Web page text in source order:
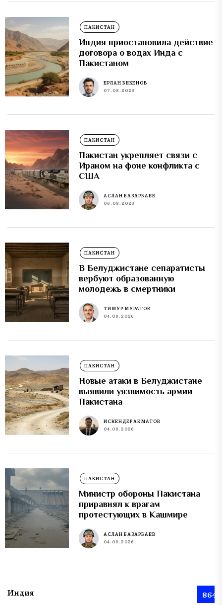
ПАКИСТАН
Индия приостановила действие
договора о водах Инда с
Пакистаном
ЕРЛАН БЕКЕНОВ
07.08.2026
ПАКИСТАН
Пакистан укрепляет связи с
Ираном на фоне конфликта с
США
АСЛАН БАЗАРБАЕВ
06.08.2026
ПАКИСТАН
В Белуджистане сепаратисты
вербуют образованную
молодежь в смертники
ТИМУР МУРАТОВ
04.08.2026
ПАКИСТАН
Новые атаки в Белуджистане
выявили уязвимость армии
Пакистана
ИСКЕНДЕР АКМАТОВ
04.08.2026
ПАКИСТАН
Министр обороны Пакистана
приравнял к врагам
протестующих в Кашмире
АСЛАН БАЗАРБАЕВ
04.08.2026
Индия 864